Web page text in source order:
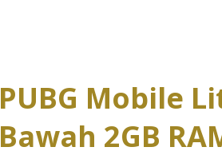
mengembangkan sistem
hacker dan cheater pada
dijalankan, beberapa pemain
PUBG Mobile
Bawah 2GB